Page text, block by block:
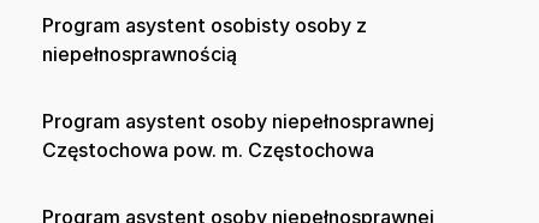
Program asystent osobisty osoby z
niepełnosprawnością
Program asystent osoby niepełnosprawnej
Częstochowa pow. m. Częstochowa
Program asystent osoby niepełnosprawnej